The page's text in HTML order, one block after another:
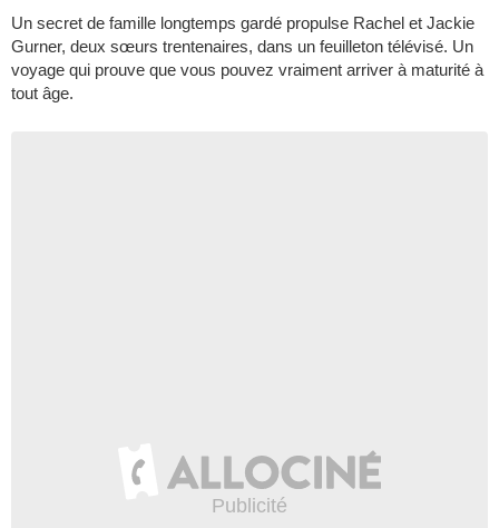
Un secret de famille longtemps gardé propulse Rachel et Jackie
Gurner, deux sœurs trentenaires, dans un feuilleton télévisé. Un
voyage qui prouve que vous pouvez vraiment arriver à maturité à
tout âge.